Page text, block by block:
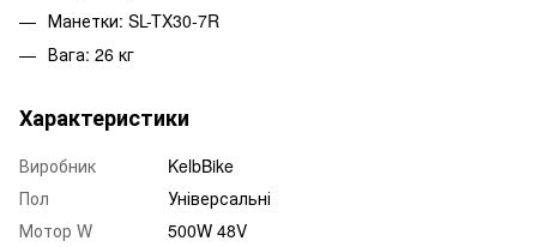
Манетки: SL-TX30-7R
Вага: 26 кг
Характеристики
Виробник
KelbBike
Пол
Універсальні
Мотор W
500W 48V